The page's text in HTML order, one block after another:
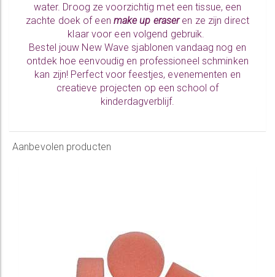
water. Droog ze voorzichtig met een tissue, een
zachte doek of een make up eraseren ze zijn direct
klaar voor een volgend gebruik.
Bestel jouw New Wave sjablonen vandaag nog en
ontdek hoe eenvoudig en professioneel schminken
kan zijn! Perfect voor feestjes, evenementen en
creatieve projecten op een school of
kinderdagverblijf.
Aanbevolen producten